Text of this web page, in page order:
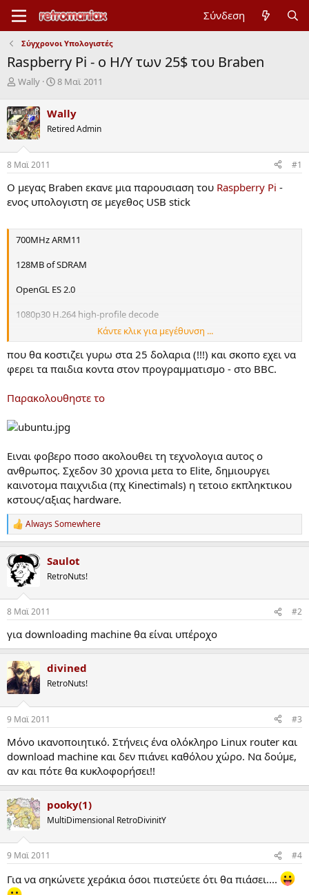
Σύνδεση
Σύγχρονοι Υπολογιστές
Raspberry Pi - o Η/Υ των 25$ του Braben
Έ
α
ρ
ξ
η
μ
ί
α
ς
Wally
Η
ρ
ο
η
α
έ
α
ρ
η
8 Mαϊ 2011
Wally
Retired Admin
8 Mαϊ 2011 #1
Ο μεγας Braben εκανε μια παρουσιαση του Raspberry Pi -
ενος υπολογιστη σε μεγεθος USB stick
700MHz ARM11
128MB of SDRAM
OpenGL ES 2.0
1080p30 H.264 high-profile decode
Composite and HDMI video output
Κάντε κλικ για μεγέθυνση ...
που θα κοστιζει γυρω στα 25 δολαρια (!!!) και σκοπο εχει να
φερει τα παιδια κοντα στον προγραμματισμο - στο BBC.
Παρακολουθηστε το
Ειναι φοβερο ποσο ακολουθει τη τεχνολογια αυτος ο
ανθρωπος. Σχεδον 30 χρονια μετα το Elite, δημιουργει
καινοτομα παιχνιδια (πχ Kinectimals) η τετοιο εκπληκτικου
κστους/αξιας hardware.
R
e
c
t
i
s
Always Somewhere
Saulot
RetroNuts!
8 Mαϊ 2011 #2
για downloading machine θα είναι υπέροχο
divined
RetroNuts!
9 Mαϊ 2011 #3
Μόνο ικανοποιητικό. Στήνεις ένα ολόκληρο Linux router και
download machine και δεν πιάνει καθόλου χώρο. Να δούμε,
αν και πότε θα κυκλοφορήσει!!
pooky(1)
MultiDimensional RetroDivinitY
9 Mαϊ 2011 #4
Για να σηκώνετε χεράκια όσοι πιστεύετε ότι θα πιάσει....